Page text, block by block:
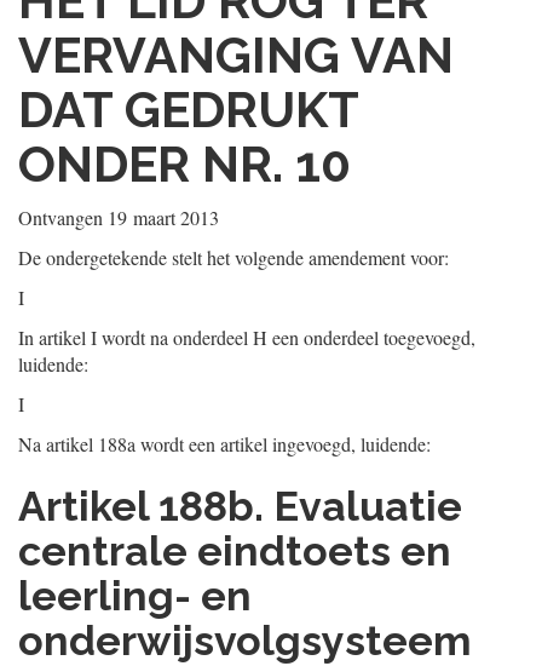
VERVANGING VAN
DAT GEDRUKT
ONDER NR. 10
Ontvangen 19 maart 2013
De ondergetekende stelt het volgende amendement voor:
I
In artikel I wordt na onderdeel H een onderdeel toegevoegd,
luidende:
I
Na artikel 188a wordt een artikel ingevoegd, luidende:
Artikel 188b. Evaluatie
centrale eindtoets en
leerling- en
onderwijsvolgsysteem